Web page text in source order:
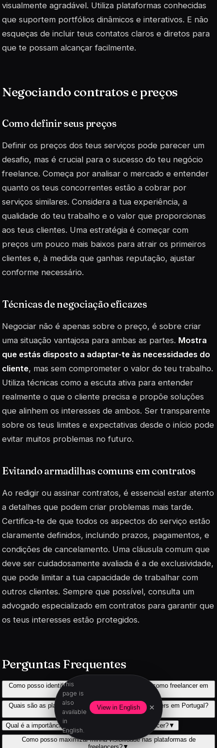
This
page is
also
available
in
English.
View in English ×
visualmente agradável. Utiliza plataformas conhecidas
que suportem portfólios dinâmicos e interativos. E não
esqueças de incluir teus contatos claros e diretos para
que te possam alcançar facilmente.
Negociando contratos e preços
Como definir seus preços
Definir os preços dos teus serviços pode parecer um
desafio, mas é crucial para o sucesso do teu negócio
freelance. Começa por analisar o mercado e entender
quanto os teus concorrentes estão a cobrar por
serviços similares. Considera a tua experiência, a
qualidade do teu trabalho e o valor que proporcionas
aos teus clientes. Uma estratégia é começar com
preços um pouco mais baixos para atrair os primeiros
clientes e, à medida que ganhas reputação, ajustar
conforme necessário.
Técnicas de negociação eficazes
Negociar não é apenas sobre o preço, é sobre criar
uma situação vantajosa para ambas as partes. Mostra
que estás disposto a adaptar-te às necessidades do
cliente, mas sem comprometer o valor do teu trabalho.
Utiliza técnicas como a escuta ativa para entender
realmente o que o cliente precisa e propõe soluções
que alinhem os interesses de ambos. Ser transparente
sobre os teus limites e expectativas desde o início pode
evitar muitos problemas no futuro.
Evitando armadilhas comuns em contratos
Ao redigir ou assinar contratos, é essencial estar atento
a detalhes que podem criar problemas mais tarde.
Certifica-te de que todos os aspectos do serviço estão
claramente definidos, incluindo prazos, pagamentos, e
condições de cancelamento. Uma cláusula comum que
deve ser cuidadosamente avaliada é a de exclusividade,
que pode limitar a tua capacidade de trabalhar com
outros clientes. Sempre que possível, consulta um
advogado especializado em contratos para garantir que
os teus interesses estão protegidos.
Perguntas Frequentes
Como posso identificar o nicho ideal para começar como freelancer em
Quais são as plataformas mais eficazes para freelancers em Portugal?
▼
Qual é a importância de uma boa foto no perfil freelancer?▼
Como posso maximizar minha visibilidade nas plataformas de